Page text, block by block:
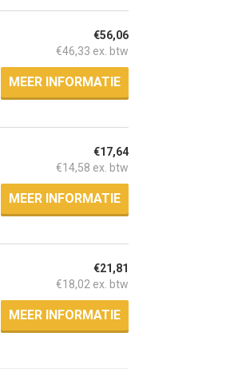
€56,06
€46,33 ex. btw
MEER INFORMATIE
€17,64
€14,58 ex. btw
MEER INFORMATIE
€21,81
€18,02 ex. btw
MEER INFORMATIE